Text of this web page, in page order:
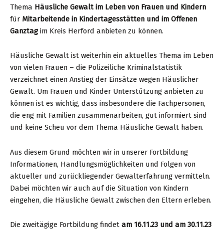
Thema Häusliche Gewalt im Leben von Frauen und Kindern
für Mitarbeitende in Kindertagesstätten und im Offenen
Ganztag im Kreis Herford anbieten zu können.
Häusliche Gewalt ist weiterhin ein aktuelles Thema im Leben
von vielen Frauen – die Polizeiliche Kriminalstatistik
verzeichnet einen Anstieg der Einsätze wegen Häuslicher
Gewalt. Um Frauen und Kinder Unterstützung anbieten zu
können ist es wichtig, dass insbesondere die Fachpersonen,
die eng mit Familien zusammenarbeiten, gut informiert sind
und keine Scheu vor dem Thema Häusliche Gewalt haben.
Aus diesem Grund möchten wir in unserer Fortbildung
Informationen, Handlungsmöglichkeiten und Folgen von
aktueller und zurückliegender Gewalterfahrung vermitteln.
Dabei möchten wir auch auf die Situation von Kindern
eingehen, die Häusliche Gewalt zwischen den Eltern erleben.
Die zweitägige Fortbildung findet am 16.11.23 und am 30.11.23